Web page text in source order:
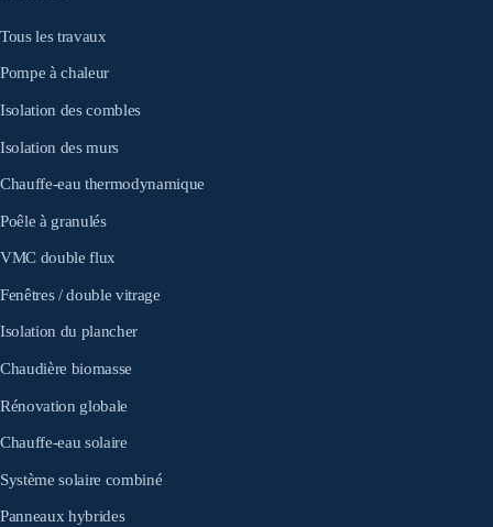
Tous les travaux
Pompe à chaleur
Isolation des combles
Isolation des murs
Chauffe-eau thermodynamique
Poêle à granulés
VMC double flux
Fenêtres / double vitrage
Isolation du plancher
Chaudière biomasse
Rénovation globale
Chauffe-eau solaire
Système solaire combiné
Panneaux hybrides